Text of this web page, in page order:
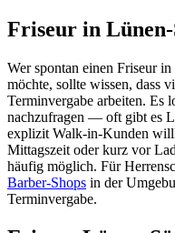
Friseur in
Wer spontan einen Friseur
möchte, sollte wissen, dass
Terminvergabe arbeiten. Es
nachzufragen — oft gibt es
explizit Walk-in-Kunden
Mittagszeit oder kurz vor
häufig möglich. Für
Barber-Shops in der
Terminvergabe.